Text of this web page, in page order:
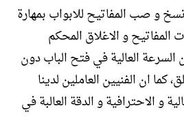
و صب المفاتيح للابواب بمهارة
و الاغلاق المحكم
العالية في فتح الباب دون
كما ان الفنيين العاملين لدينا
و الاحترافية و الدقة العالبة في